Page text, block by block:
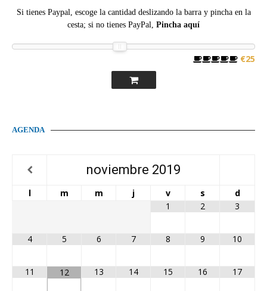
Si tienes Paypal, escoge la cantidad deslizando la barra y pincha en la
cesta; si no tienes PayPal, Pincha aquí
€25
AGENDA
noviembre 2019
l m m j v s
d
1
2 3
4 5 6 7 8 9 10
11 12 13 14 15 16 17